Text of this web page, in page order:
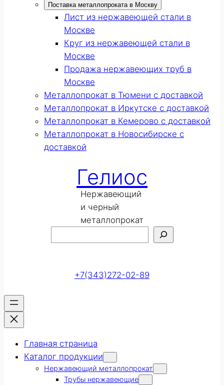
Поставка металлопроката в Москву
Лист из нержавеющей стали в
Москве
Круг из нержавеющей стали в
Москве
Продажа нержавеющих труб в
Москве
Металлопрокат в Тюмени с доставкой
Металлопрокат в Иркутске с доставкой
Металлопрокат в Кемерово с доставкой
Металлопрокат в Новосибирске с
доставкой
Гелиос
Нержавеющий
и черный
металлопрокат
+7(343)272-02-89
Главная страница
Каталог продукции
Нержавеющий металлопрокат
Трубы нержавеющие